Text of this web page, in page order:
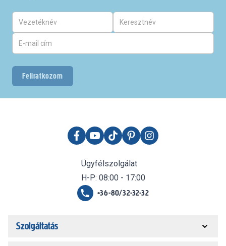
Feliratkozom
Ügyfélszolgálat
H-P: 08:00 - 17:00
+36-80/32-32-32
Szolgáltatás